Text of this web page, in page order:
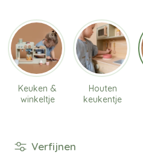
Keuken &
winkeltje
Houten
keukentje
Verfijnen